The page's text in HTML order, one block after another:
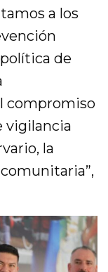
a los
de
compromiso
vigilancia
la